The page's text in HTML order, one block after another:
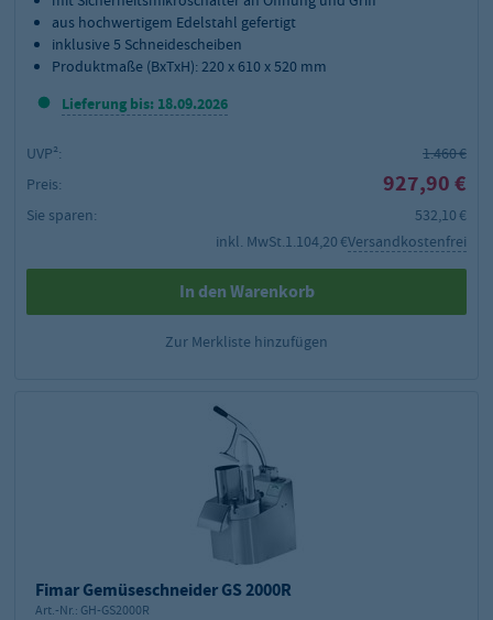
aus hochwertigem Edelstahl gefertigt
inklusive 5 Schneidescheiben
Produktmaße (BxTxH): 220 x 610 x 520 mm
Lieferung bis: 18.09.2026
UVP²:
1.460 €
Preis:
927,90 €
Sie sparen:
532,10 €
inkl. MwSt.1.104,20 €Versandkostenfrei
In den Warenkorb
Zur Merkliste hinzufügen
Fimar Gemüseschneider GS 2000R
Art.-Nr.: GH-GS2000R